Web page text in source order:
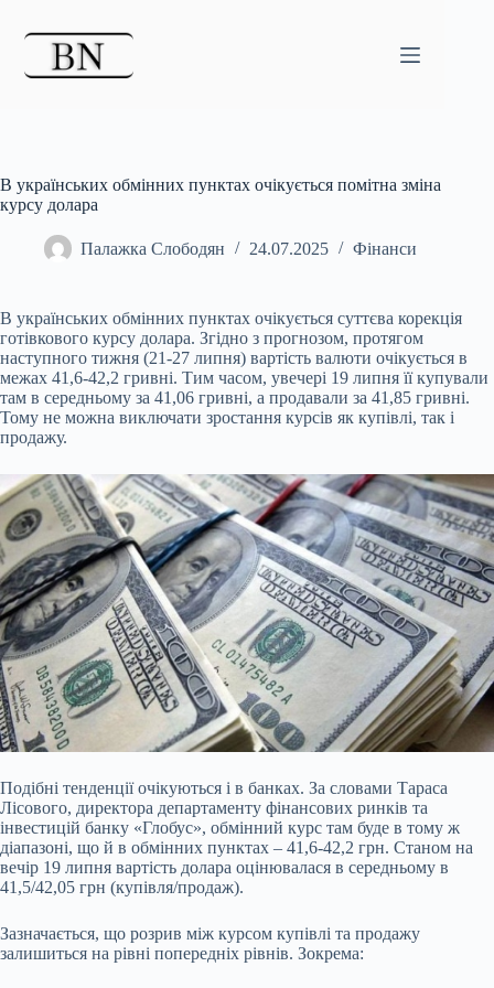
В українських обмінних пунктах очікується помітна зміна
курсу долара
Палажка Слободян 24.07.2025 Фінанси
В українських обмінних пунктах очікується суттєва корекція
готівкового курсу долара. Згідно з прогнозом, протягом
наступного тижня (21-27 липня) вартість валюти очікується в
межах 41,6-42,2 гривні. Тим часом, увечері 19 липня її купували
там в середньому за 41,06 гривні, а продавали за 41,85 гривні.
Тому не можна виключати зростання курсів як купівлі, так і
продажу.
Подібні тенденції очікуються і в банках. За словами Тараса
Лісового, директора департаменту фінансових ринків та
інвестицій банку «Глобус», обмінний курс там буде в тому ж
діапазоні, що й в обмінних пунктах – 41,6-42,2 грн. Станом на
вечір 19 липня вартість долара оцінювалася в середньому в
41,5/42,05 грн (купівля/продаж).
Зазначається, що розрив між курсом купівлі та продажу
залишиться на рівні попередніх рівнів. Зокрема: